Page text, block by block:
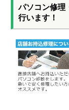
パソコン修理
行います！